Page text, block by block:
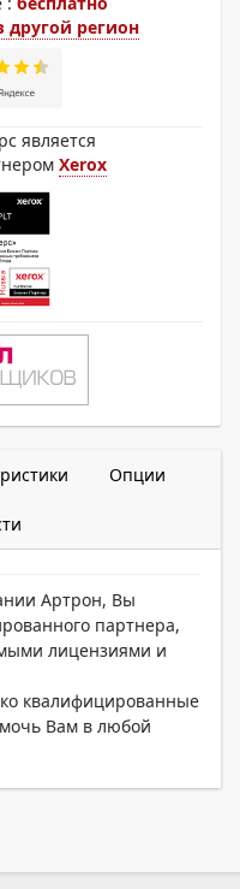
другой регион
является
Xerox
Опции
Артрон, Вы
партнера,
лицензиями и
квалифицированные
Вам в любой